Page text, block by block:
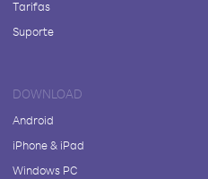
Tarifas
Suporte
DOWNLOAD
Android
iPhone & iPad
Windows PC